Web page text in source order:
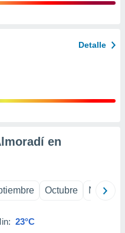
Detalle
en
Octubre
23°C